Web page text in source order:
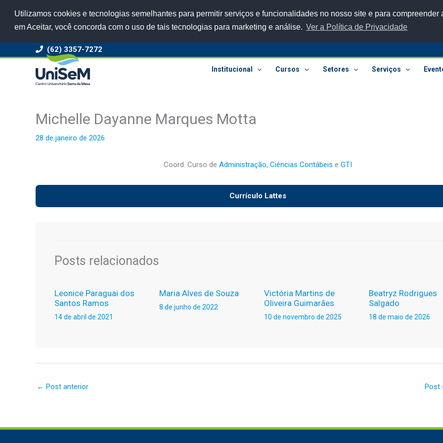
Utilizamos cookies e tecnologias semelhantes para permitir serviços e funcionalidades no nosso site e para
em Aceitar, você concorda com o uso de tais tecnologias para marketing e análise. Ver a Política de Privacidade
(62) 3357-7272
Institucional Cursos Setores Serviços
Michelle Dayanne Marques Motta
28 de janeiro de 2026
Coord. Curso de Administração, Ciências Contábeis e GTI
Currículo Lattes
Posts relacionados
Leonice Paraguai dos
Santos Ramos
14 de abril de 2021
Maria Alves de Souza
8 de junho de 2022
Victória Martins de
Oliveira Guimarães
10 de novembro de 2025
Beatryz Rodrigues
Salgado
18 de maio de 2026
← Post anterior Post